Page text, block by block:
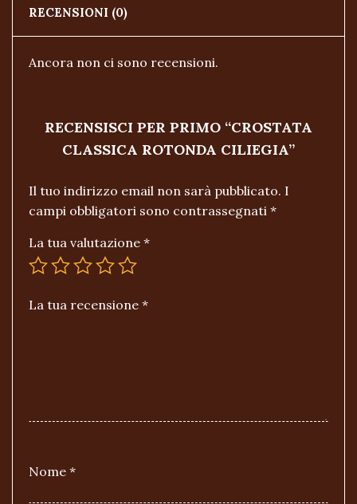
RECENSIONI (0)
Ancora non ci sono recensioni.
RECENSISCI PER PRIMO “CROSTATA
CLASSICA ROTONDA CILIEGIA”
Il tuo indirizzo email non sarà pubblicato. I
campi obbligatori sono contrassegnati *
La tua valutazione *
La tua recensione *
Nome *